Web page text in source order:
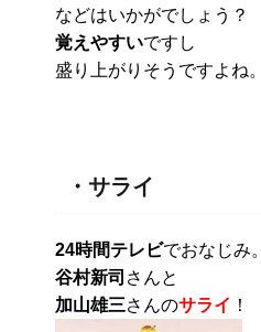
などはいかがでしょう？
覚えやすいですし
盛り上がりそうですよね。
・サライ
24時間テレビでおなじみ。
谷村新司 さんと
加山雄三さんのサライ ！